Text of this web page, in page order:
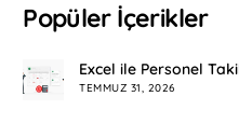
Popüler İçerikler
Excel ile Personel
TEMMUZ 31, 2026